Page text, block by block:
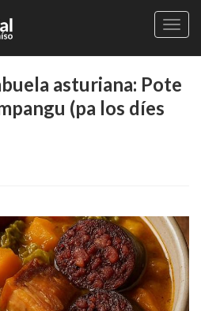
asturiana: Pote
(pa los díes